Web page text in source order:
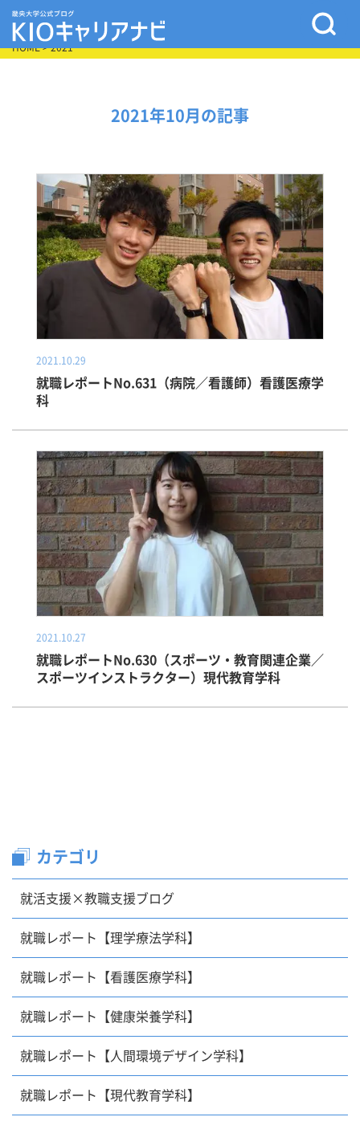
HOME> 2021
2021年10月の記事
2021.10.29
就職レポートNo.631（病院／看護師）看護医療学
科
2021.10.27
就職レポートNo.630（スポーツ・教育関連企業／
スポーツインストラクター）現代教育学科
カテゴリ
就活支援×教職支援ブログ
就職レポート【理学療法学科】
就職レポート【看護医療学科】
就職レポート【健康栄養学科】
就職レポート【人間環境デザイン学科】
就職レポート【現代教育学科】